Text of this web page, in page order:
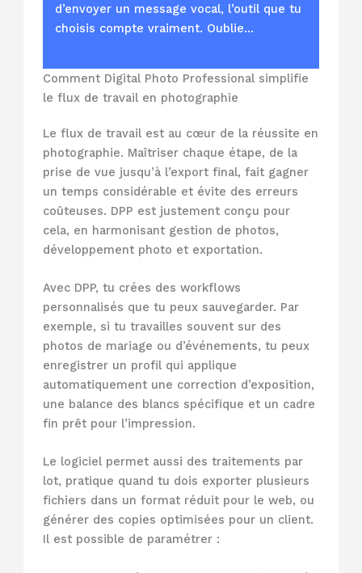
d’envoyer un message vocal, l’outil que tu
choisis compte vraiment. Oublie…
Comment Digital Photo Professional simplifie
le flux de travail en photographie
Le flux de travail est au cœur de la réussite en
photographie. Maîtriser chaque étape, de la
prise de vue jusqu’à l’export final, fait gagner
un temps considérable et évite des erreurs
coûteuses. DPP est justement conçu pour
cela, en harmonisant gestion de photos,
développement photo et exportation.
Avec DPP, tu crées des workflows
personnalisés que tu peux sauvegarder. Par
exemple, si tu travailles souvent sur des
photos de mariage ou d’événements, tu peux
enregistrer un profil qui applique
automatiquement une correction d’exposition,
une balance des blancs spécifique et un cadre
fin prêt pour l’impression.
Le logiciel permet aussi des traitements par
lot, pratique quand tu dois exporter plusieurs
fichiers dans un format réduit pour le web, ou
générer des copies optimisées pour un client.
Il est possible de paramétrer :